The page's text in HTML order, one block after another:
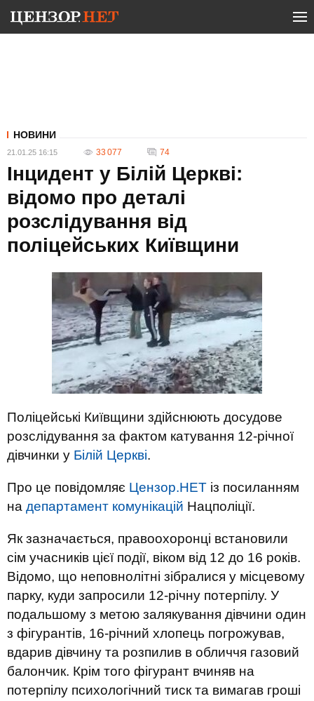
НОВИНИ
21.01.25 16:15 33 077 74
Інцидент у Білій Церкві:
відомо про деталі
розслідування від
поліцейських Київщини
Поліцейські Київщини здійснюють досудове
розслідування за фактом катування 12-річної
дівчинки у Білій Церкві.
Про це повідомляє Цензор.НЕТ із посиланням
на департамент комунікацій Нацполіції.
Як зазначається, правоохоронці встановили
сім учасників цієї події, віком від 12 до 16 років.
Відомо, що неповнолітні зібралися у місцевому
парку, куди запросили 12-річну потерпілу. У
подальшому з метою залякування дівчини один
з фігурантів, 16-річний хлопець погрожував,
вдарив дівчину та розпилив в обличчя газовий
балончик. Крім того фігурант вчиняв на
потерпілу психологічний тиск та вимагав гроші